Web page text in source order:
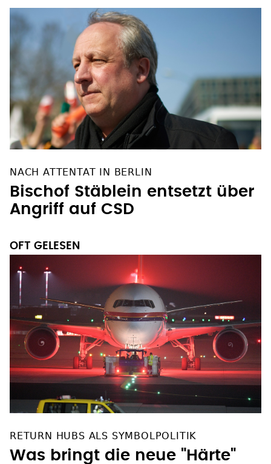
NACH ATTENTAT IN BERLIN
Bischof Stäblein entsetzt über
Angriff auf CSD
OFT GELESEN
RETURN HUBS ALS SYMBOLPOLITIK
Was bringt die neue "Härte"